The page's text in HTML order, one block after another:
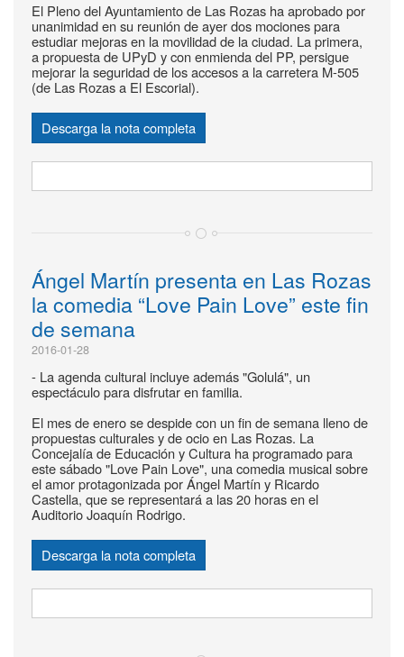
El Pleno del Ayuntamiento de Las Rozas ha aprobado por
unanimidad en su reunión de ayer dos mociones para
estudiar mejoras en la movilidad de la ciudad. La primera,
a propuesta de UPyD y con enmienda del PP, persigue
mejorar la seguridad de los accesos a la carretera M-505
(de Las Rozas a El Escorial).
Descarga la nota completa
Ángel Martín presenta en Las Rozas
la comedia “Love Pain Love” este fin
de semana
2016-01-28
- La agenda cultural incluye además "Golulá", un
espectáculo para disfrutar en familia.
El mes de enero se despide con un fin de semana lleno de
propuestas culturales y de ocio en Las Rozas. La
Concejalía de Educación y Cultura ha programado para
este sábado "Love Pain Love", una comedia musical sobre
el amor protagonizada por Ángel Martín y Ricardo
Castella, que se representará a las 20 horas en el
Auditorio Joaquín Rodrigo.
Descarga la nota completa